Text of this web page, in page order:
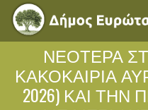
ΝΕΌΤΕΡΑ
ΚΑΚΟΚΑΙΡΊΑ
2026) ΚΑΙ ΤΗΝ